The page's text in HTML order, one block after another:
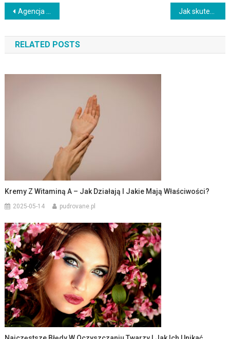
Nawigacja
wpisu
Agencja wynajmu mieszkań – co oferuje i jak wybrać najlepszą?
RELATED POSTS
Kremy Z Witaminą A – Jak Działają I Jakie Mają Właściwości?
2025-05-14 pudrovane.pl